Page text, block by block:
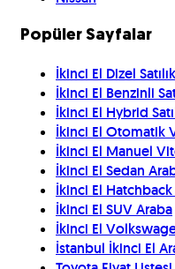
Popüler Sayfalar
İkinci El Dizel
İkinci El Benzinli
İkinci El Hybrid
İkinci El Otomatik
İkinci El Manuel
İkinci El Sedan
İkinci El
İkinci El SUV Araba
İkinci El
İstanbul İkinci El